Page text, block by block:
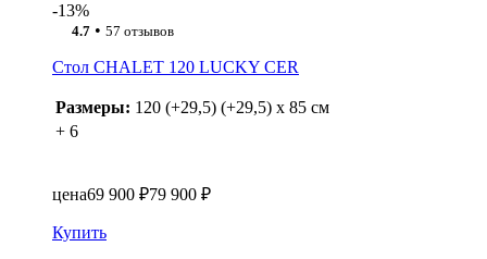
-13%
4.7 • 57 отзывов
Стол CHALET 120 LUCKY CER
Размеры: 120 (+29,5) (+29,5) x 85 см
+ 6
цена69 900 ₽79 900 ₽
Купить